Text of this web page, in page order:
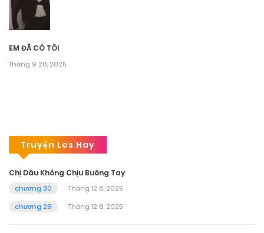
EM ĐÃ CÓ TÔI
Tháng 9 28, 2025
Truyện Les Hay
Chị Dâu Không Chịu Buông Tay
chương 30
Tháng 12 8, 2025
chương 29
Tháng 12 8, 2025